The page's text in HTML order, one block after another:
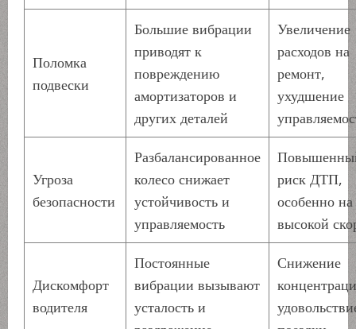
Поломка
подвески
Большие вибрации
приводят к
повреждению
амортизаторов и
других деталей
Увеличение
расходов на
ремонт,
ухудшение
Угроза
безопасности
Разбалансированное
колесо снижает
устойчивость и
управляемость
риск ДТП,
особенно на
высокой
Дискомфорт
водителя
Постоянные
вибрации вызывают
усталость и
Снижение